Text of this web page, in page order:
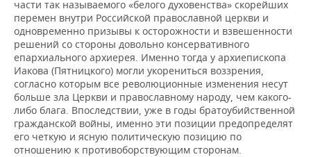
части так называемого «белого духовенства» скорейших
перемен внутри Российской православной церкви и
одновременно призывы к осторожности и взвешенности
решений со стороны довольно консервативного
епархиального архиерея. Именно тогда у архиепископа
Иакова (Пятницкого) могли укорениться воззрения,
согласно которым все революционные изменения несут
больше зла Церкви и православному народу, чем какого-
либо блага. Впоследствии, уже в годы братоубийственной
гражданской войны, именно эти позиции предопределят
его четкую и ясную политическую позицию по
отношению к противоборствующим сторонам.